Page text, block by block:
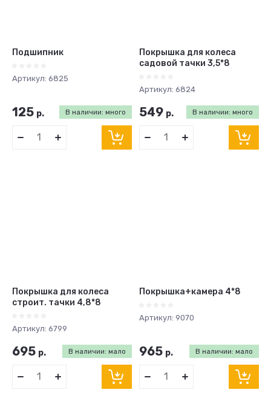
Подшипник
Артикул: 6825
В наличии: много
125 р.
Покрышка для колеса
садовой тачки 3,5*8
Артикул: 6824
В наличии: много
549 р.
Покрышка для колеса
строит. тачки 4,8*8
Артикул: 6799
В наличии: мало
695 р.
Покрышка+камера 4*8
Артикул: 9070
В наличии: мало
965 р.